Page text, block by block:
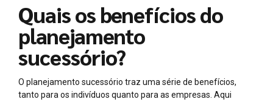
Quais os benefícios do
planejamento
sucessório?
O planejamento sucessório traz uma série de benefícios,
tanto para os indivíduos quanto para as empresas. Aqui